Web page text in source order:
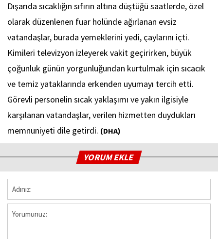
Dışarıda sıcaklığın sıfırın altına düştüğü saatlerde, özel
olarak düzenlenen fuar holünde ağırlanan evsiz
vatandaşlar, burada yemeklerini yedi, çaylarını içti.
Kimileri televizyon izleyerek vakit geçirirken, büyük
çoğunluk günün yorgunluğundan kurtulmak için sıcacık
ve temiz yataklarında erkenden uyumayı tercih etti.
Görevli personelin sıcak yaklaşımı ve yakın ilgisiyle
karşılanan vatandaşlar, verilen hizmetten duydukları
memnuniyeti dile getirdi. (DHA)
YORUM EKLE